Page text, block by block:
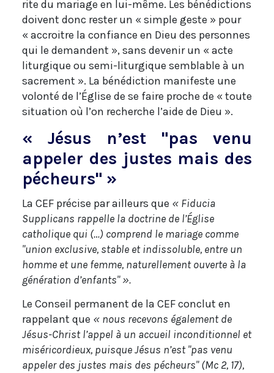
rite du mariage en lui-même. Les bénédictions
doivent donc rester un « simple geste » pour
« accroitre la confiance en Dieu des personnes
qui le demandent », sans devenir un « acte
liturgique ou semi-liturgique semblable à un
sacrement ». La bénédiction manifeste une
volonté de l’Église de se faire proche de « toute
situation où l’on recherche l’aide de Dieu ».
« Jésus n’est "pas venu
appeler des justes mais des
pécheurs" »
La CEF précise par ailleurs que « Fiducia
Supplicans rappelle la doctrine de l’Église
catholique qui (…) comprend le mariage comme
"union exclusive, stable et indissoluble, entre un
homme et une femme, naturellement ouverte à la
génération d’enfants" ».
Le Conseil permanent de la CEF conclut en
rappelant que « nous recevons également de
Jésus-Christ l’appel à un accueil inconditionnel et
miséricordieux, puisque Jésus n’est "pas venu
appeler des justes mais des pécheurs" (Mc 2, 17),